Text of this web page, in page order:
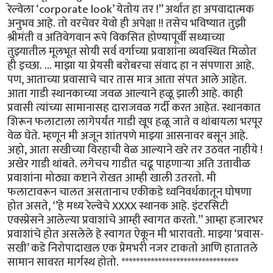
रेल्वेला ‘corporate look’ येतोय तर !” अर्थात हा अपवादात्मक
अनुभव आहे. तो वरचेवर येवो ही अपेक्षा !! तसेच भविष्यात तुझी
श्रीमंती व अतिवेगवान रूपे विकसित होण्यापूर्वी सध्याच्या
तुझ्यातील मूलभूत सोयी सर्व वर्गाच्या प्रवाशांना व्यवस्थित मिळोत
ही इच्छा. ... माझा या प्रेयसी बरोबरचा संवाद हा न संपणारा आहे.
पण, आताच्या प्रवासाचे चार तास मात्र आता संपत आले आहेत.
आता गाडी स्थानकाच्या जवळ आल्याने हळू झाली आहे. काही
प्रवासी त्यांच्या सामानासह दाराजवळ गर्दी करत आहेत. स्थानकात
शिरून फलाटाला लागेपर्यंत गाडी खूप हळू जाते व थांबायला भरपूर
वेळ घेते. म्हणून मी अजून शांतपणे माझ्या आसनावर बसून आहे.
अहो, आता सखीच्या विरहाची वेळ आल्याने खरे तर उठवत नाहीये !
अखेर गाडी थांबते. लगेचच गाडीत चढू पाहणाऱ्या अति उतावीळ
प्रवाशांना मोठ्या कष्टाने रोखत आम्ही खाली उतरतो. मी
फलाटावरून चालत असतानाच एकीकडे ध्वनिवर्धकातून घोषणा
होत असते, ‘’हे मध्य रेल्वेचे XXXX स्थानक आहे. इंटरसिटी
एक्स्प्रेसने आलेल्या प्रवाशांचे आम्ही स्वागत करतो.’’ आम्हा हजारभर
प्रवाशांचे होत असलेले हे स्वागत ऐकून मी भारावतो. माझ्या ‘प्रवास-
सखी’ कडे निरोपादाखल एक प्रेमभरी नजर टाकतो आणि हातातले
सामान सावरत मार्गस्थ होतो. ********************************